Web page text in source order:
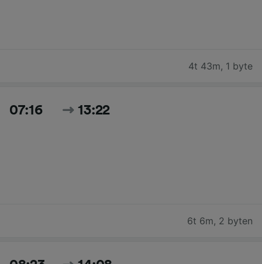
4t 43m, 1 byte
07:16 13:22
6t 6m, 2 byten